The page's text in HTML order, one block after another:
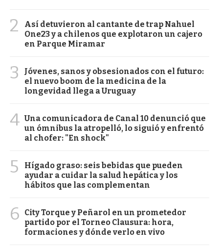
2
Así detuvieron al cantante de trap Nahuel
One23 y a chilenos que explotaron un cajero
en Parque Miramar
3
Jóvenes, sanos y obsesionados con el futuro:
el nuevo boom de la medicina de la
longevidad llega a Uruguay
4 Una comunicadora de Canal 10 denunció que
un ómnibus la atropelló, lo siguió y enfrentó
al chofer: "En shock"
5
Hígado graso: seis bebidas que pueden
ayudar a cuidar la salud hepática y los
hábitos que las complementan
6
City Torque y Peñarol en un prometedor
partido por el Torneo Clausura: hora,
formaciones y dónde verlo en vivo